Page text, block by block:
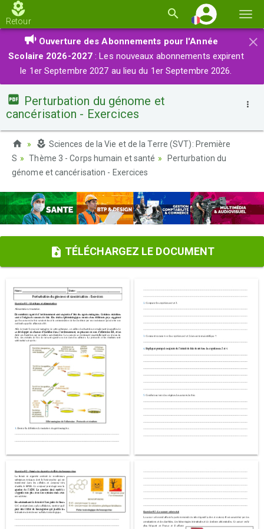
la
Retour
×
Ouverture des Abonnements pour l'Année
Scolaire 2026-2027 : Les nouveaux abonnements expirent
le 1er Septembre 2027 au lieu du 1er Septembre 2026.
Perturbation du génome et
cancérisation - Exercices
Sciences de la Vie et de la Terre (SVT): Première
S
Thème 3 - Corps humain et santé
Perturbation du
génome et cancérisation - Exercices
TÉLÉCHARGEZ LE DOCUMENT